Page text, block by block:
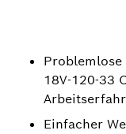
18V-120-33
Einfacher